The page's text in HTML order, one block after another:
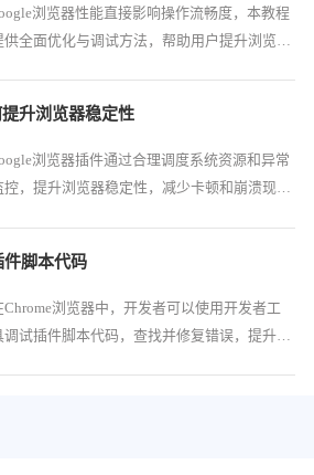
浏览器性能直接影响操作流畅度，本教程
供全面优化与调试方法，帮助用户提升浏览器
升浏览器稳定性
浏览器插件通过合理调度系统资源和异常
控，提升浏览器稳定性，减少卡顿和崩溃现
件脚本代码
Chrome浏览器中，开发者可以使用开发者工
调试插件脚本代码，查找并修复错误，提升插